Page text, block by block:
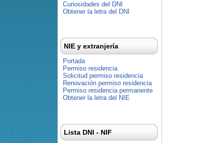
Curiosidades del DNI
Obtener la letra del DNI
NIE y extranjería
Portada
Permiso residencia
Solicitud permiso residencia
Renovación permiso residencia
Permiso residencia permanente
Obtener la letra del NIE
Lista DNI - NIF